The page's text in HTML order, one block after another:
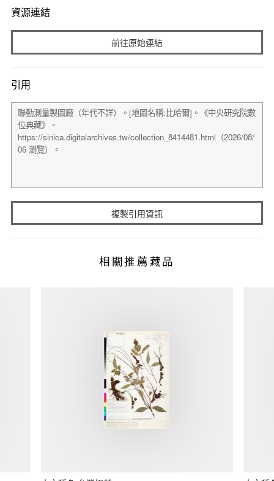
資源連結
前往原始連結
引用
複製引用資訊
相關推薦藏品